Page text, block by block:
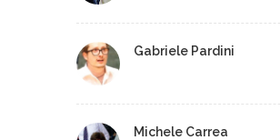
Gabriele Pardini
Michele Carrea